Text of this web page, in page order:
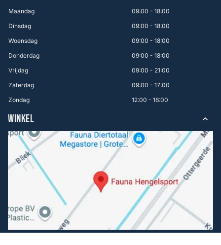
Maandag
09:00 - 18:00
Dinsdag
09:00 - 18:00
Woensdag
09:00 - 18:00
Donderdag
09:00 - 18:00
Vrijdag
09:00 - 21:00
Zaterdag
09:00 - 17:00
Zondag
12:00 - 16:00
WINKEL